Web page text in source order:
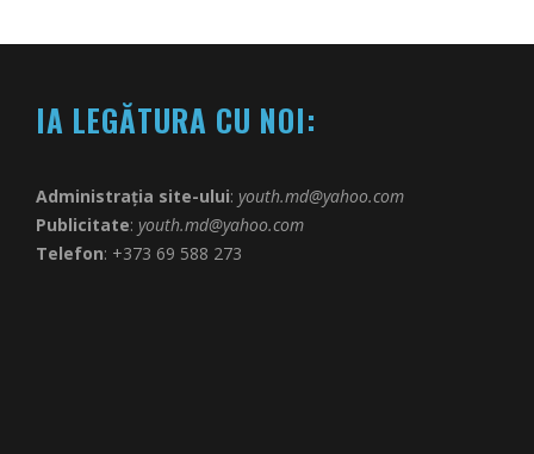
IA LEGĂTURA CU NOI:
Administrația site-ului: youth.md@yahoo.com
Publicitate: youth.md@yahoo.com
Telefon: +373 69 588 273